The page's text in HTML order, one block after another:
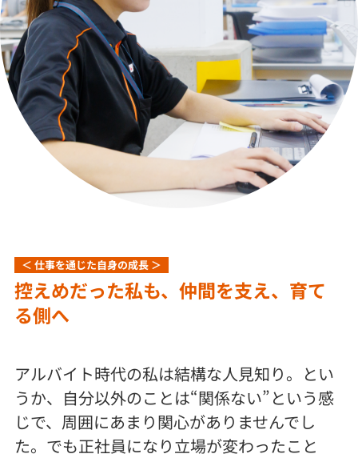
＜ 仕事を通じた自身の成長 ＞
控えめだった私も、仲間を支え、育て
る側へ
アルバイト時代の私は結構な人見知り。とい
うか、自分以外のことは“関係ない”という感
じで、周囲にあまり関心がありませんでし
た。でも正社員になり立場が変わったこと